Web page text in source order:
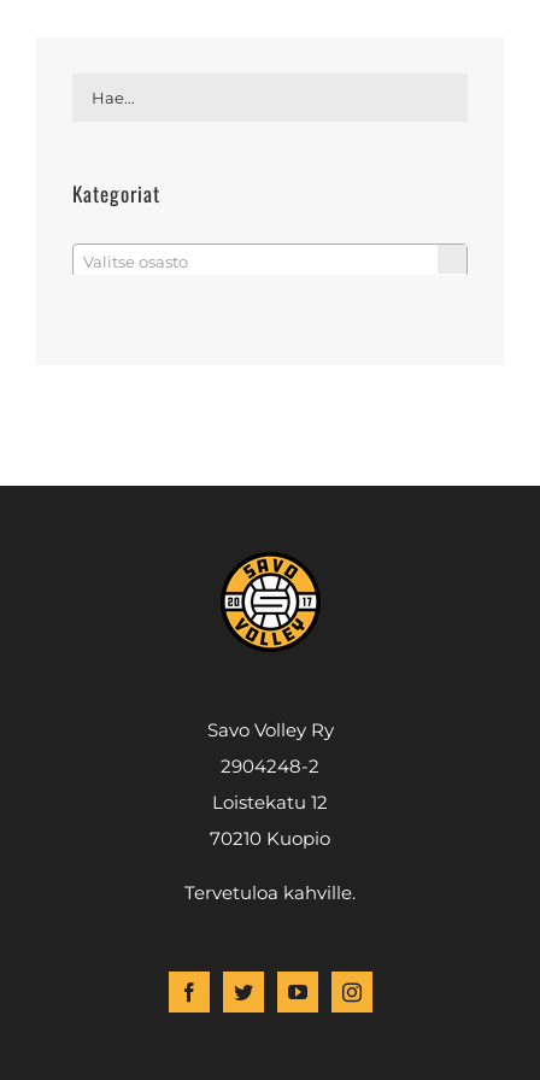
Kategoriat
Valitse osasto
Savo Volley Ry
2904248-2
Loistekatu 12
70210 Kuopio
Tervetuloa kahville.